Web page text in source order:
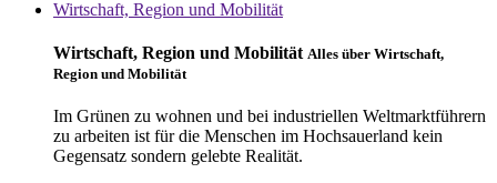
Wirtschaft, Region und Mobilität
Wirtschaft, Region und Mobilität Alles über Wirtschaft,
Region und Mobilität
Im Grünen zu wohnen und bei industriellen Weltmarktführern
zu arbeiten ist für die Menschen im Hochsauerland kein
Gegensatz sondern gelebte Realität.